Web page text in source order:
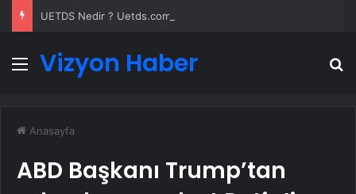
Menü
Vizyon Haber
Anasayfa
ABD Başkanı Trump’tan